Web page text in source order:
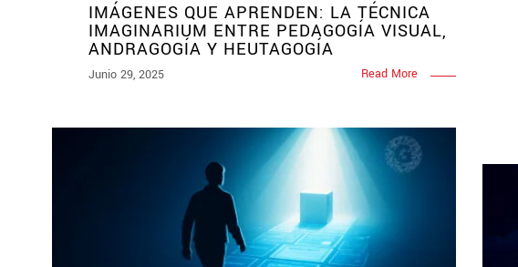
IMÁGENES QUE APRENDEN: LA TÉCNICA
IMAGINARIUM ENTRE PEDAGOGÍA VISUAL,
ANDRAGOGÍA Y HEUTAGOGÍA
Junio 29, 2025 Read More